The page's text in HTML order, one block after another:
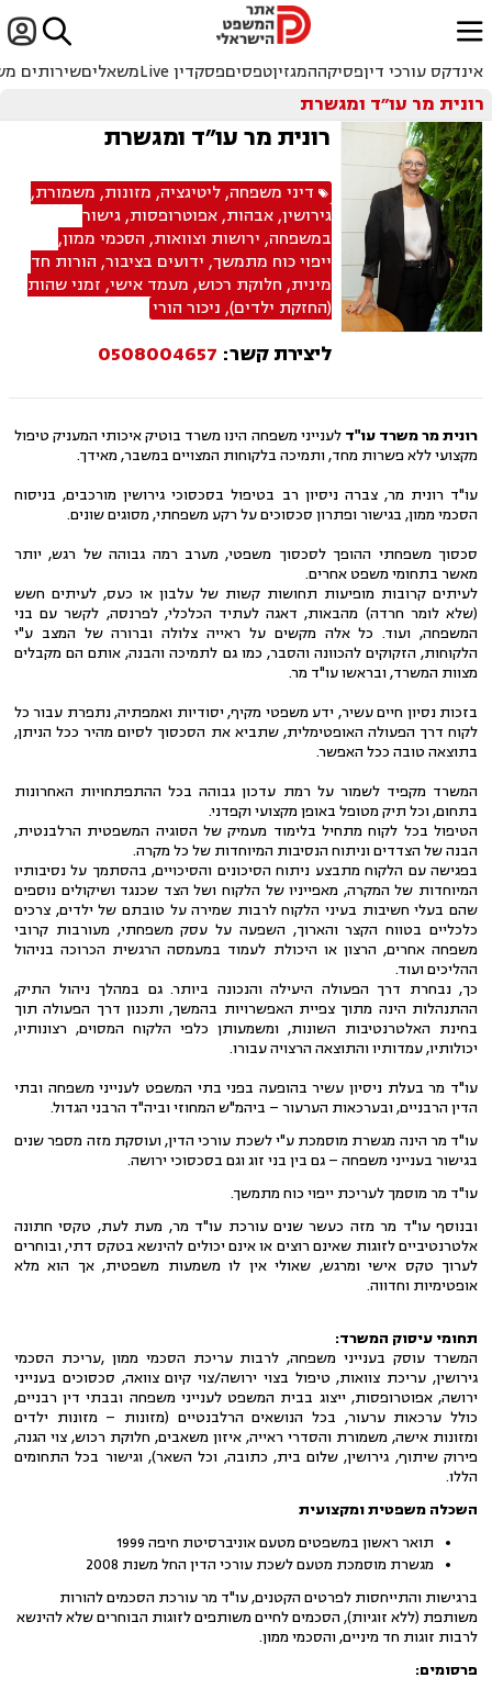

ﱐ
אינדקס עורכי דיןפסיקההמגזיןטפסיםפסקדין Live משאליםשירותים
רונית מר עו״ד ומגשרת
רונית מר עו״ד ומגשרת
דיני משפחה,ליטיגציה, מזונות, משמורת,
גירושין,אבהות,אפוטרופסות,גישור
במשפחה, ירושות וצוואות, הסכמי ממון,
ייפוי כוח מתמשך, ידועים בציבור, הורות חד
מינית, חלוקת רכוש, מעמד אישי, זמני שהות
(החזקת ילדים), ניכור הורי
ליצירת קשר: 0508004657
רונית מר משרד עו"דלענייני משפחה הינו משרד בוטיק איכותי המעניק טיפול
מקצועי ללא פשרות מחד, ותמיכה בלקוחות המצויים במשבר, מאידך.
עו"ד רונית מר, צברה ניסיון רב בטיפול בסכסוכי גירושין מורכבים, בניסוח
הסכמי ממון, בגישור ופתרון סכסוכים על רקע משפחתי, מסוגים שונים.
סכסוך משפחתי ההופך לסכסוך משפטי, מערב רמה גבוהה של רגש, יותר
מאשר בתחומי משפט אחרים.
לעיתים קרובות מופיעות תחושות קשות של עלבון או כעס, לעיתים חשש
(שלא לומר חרדה) מהבאות, דאגה לעתיד הכלכלי, לפרנסה, לקשר עם בני
המשפחה, ועוד. כל אלה מקשים על ראייה צלולה וברורה של המצב ע"י
הלקוחות, הזקוקים להכוונה והסבר, כמו גם לתמיכה והבנה, אותם הם מקבלים
מצוות המשרד, ובראשו עו"ד מר.
בזכות נסיון חיים עשיר, ידע משפטי מקיף, יסודיות ואמפתיה, נתפרת עבור כל
לקוח דרך הפעולה האופטימלית, שתביא את הסכסוך לסיום מהיר ככל הניתן,
בתוצאה טובה ככל האפשר.
המשרד מקפיד לשמור על רמת עדכון גבוהה בכל ההתפתחויות האחרונות
בתחום, וכל תיק מטופל באופן מקצועי וקפדני.
הטיפול בכל לקוח מתחיל בלימוד מעמיק של הסוגיה המשפטית הרלבנטית,
הבנה של הצדדים וניתוח הנסיבות המיוחדות של כל מקרה.
בפגישה עם הלקוח מתבצע ניתוח הסיכונים והסיכויים, בהסתמך על נסיבותיו
המיוחדות של המקרה, מאפייניו של הלקוח ושל הצד שכנגד ושיקולים נוספים
שהם בעלי חשיבות בעיני הלקוח לרבות שמירה על טובתם של ילדים, צרכים
כלכליים בטווח הקצר והארוך, השפעה על עסק משפחתי, מעורבות קרובי
משפחה אחרים, הרצון או היכולת לעמוד במעמסה הרגשית הכרוכה בניהול
ההליכים ועוד.
כך, נבחרת דרך הפעולה היעילה והנכונה ביותר. גם במהלך ניהול התיק,
ההתנהלות הינה מתוך צפיית האפשרויות בהמשך, ותכנון דרך הפעולה תוך
בחינת האלטרנטיבות השונות, ומשמעותן כלפי הלקוח המסוים, רצונותיו,
יכולותיו, עמדותיו והתוצאה הרצויה עבורו.
עו"ד מר בעלת ניסיון עשיר בהופעה בפני בתי המשפט לענייני משפחה ובתי
הדין הרבניים, ובערכאות הערעור – ביהמ"ש המחוזי וביה"ד הרבני הגדול.
עו"ד מר הינה מגשרת מוסמכת ע"י לשכת עורכי הדין, ועוסקת מזה מספר שנים
בגישור בענייני משפחה – גם בין בני זוג וגם בסכסוכי ירושה.
עו"ד מר מוסמך לעריכת ייפוי כוח מתמשך.
ובנוסף עו"ד מר מזה כעשר שנים עורכת עו"ד מר, מעת לעת, טקסי חתונה
אלטרנטיביים לזוגות שאינם רוצים או אינם יכולים להינשא בטקס דתי, ובוחרים
לערוך טקס אישי ומרגש, שאולי אין לו משמעות משפטית, אך הוא מלא
אופטימיות וחדווה.
תחומי עיסוק המשרד:
המשרד עוסק בענייני משפחה, לרבות עריכת הסכמי ממון ,עריכת הסכמי
גירושין, עריכת צוואות, טיפול בצוי ירושה/צוי קיום צוואה, סכסוכים בענייני
ירושה, אפוטרופסות, ייצוג בבית המשפט לענייני משפחה ובבתי דין רבניים,
כולל ערכאות ערעור, בכל הנושאים הרלבנטיים (מזונות – מזונות ילדים
ומזונות אישה, משמורת והסדרי ראייה, איזון משאבים, חלוקת רכוש, צוי הגנה,
פירוק שיתוף, גירושין, שלום בית, כתובה, וכל השאר), וגישור בכל התחומים
הללו.
השכלה משפטית ומקצועית
תואר ראשון במשפטים מטעם אוניברסיטת חיפה 1999
מגשרת מוסמכת מטעם לשכת עורכי הדין החל משנת 2008
ברגישות והתייחסות לפרטים הקטנים, עו"ד מר עורכת הסכמים להורות
משותפת (ללא זוגיות), הסכמים לחיים משותפים לזוגות הבוחרים שלא להינשא
לרבות זוגות חד מיניים, והסכמי ממון.
פרסומים: